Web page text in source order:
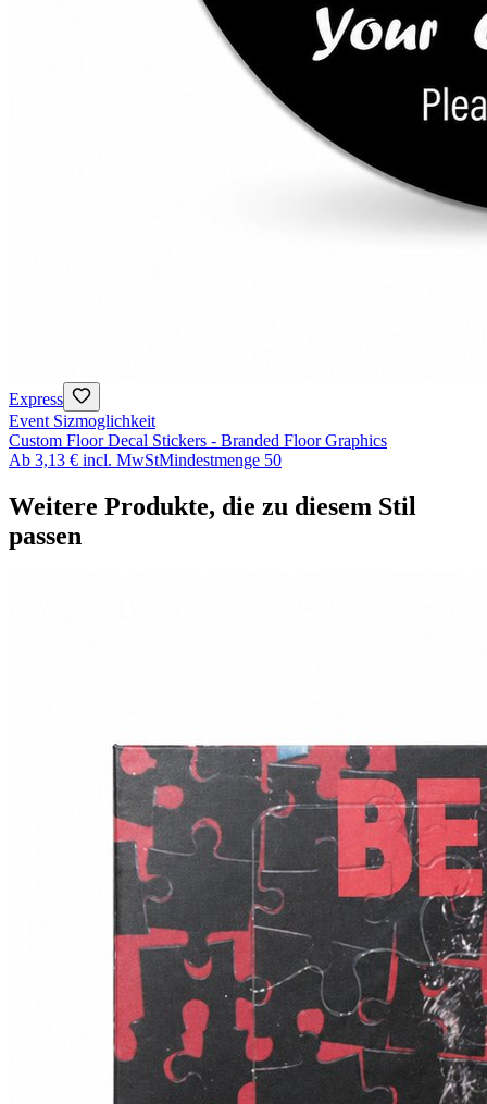
Express
Event Sizmoglichkeit
Custom Floor Decal Stickers - Branded Floor Graphics
Ab 3,13 € incl. MwStMindestmenge 50
Weitere Produkte, die zu diesem Stil
passen